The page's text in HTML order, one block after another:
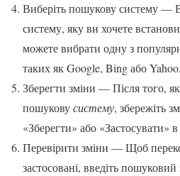
Виберіть пошукову систему —
систему, яку ви хочете
можете вибрати одну з
таких як Google, Bing або Yahoo.
Зберегти зміни — Після того,
пошуковусистему, збережіть
«Зберегти» або «Застосувати»
Перевірити зміни — Щоб
застосовані, введіть